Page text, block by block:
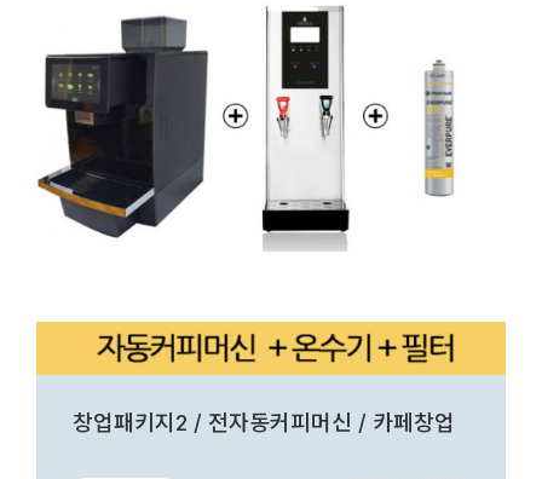
창업패키지2 / 전자동커피머신 / 카페창업